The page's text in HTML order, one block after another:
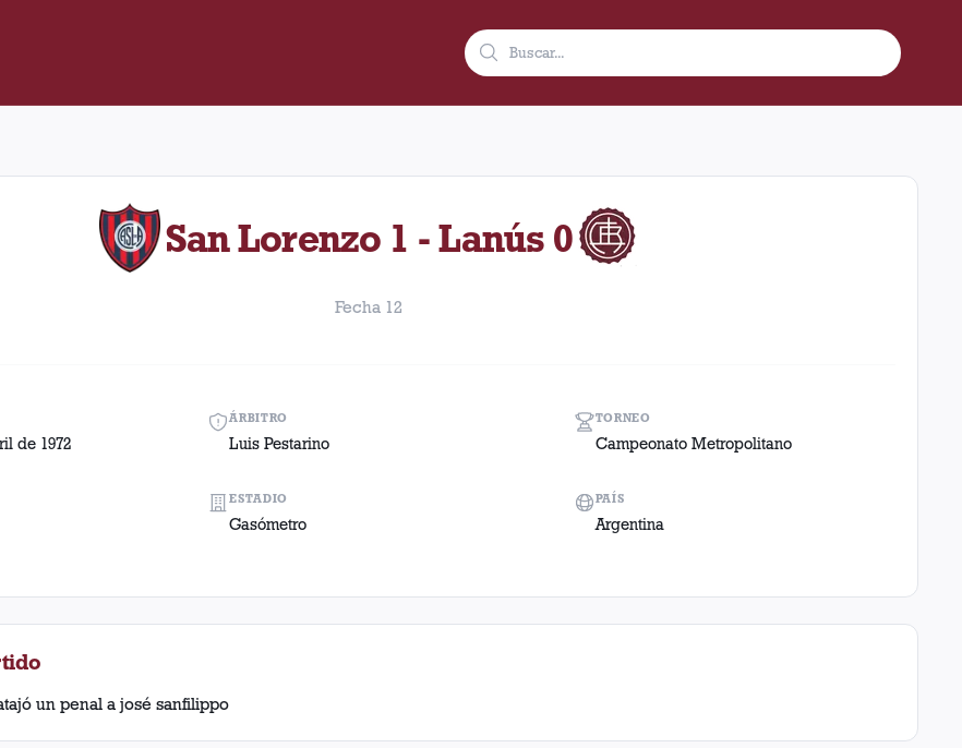
y San Lorenzo disputado el Domingo, 23 de abril de 1972 como visitante en el estadio Gasómetro (Argentina). El
San Lorenzo 1 - Lanús 0
Fecha 12
de 1972
ÁRBITRO
Luis Pestarino
TORNEO
Campeonato Metropolitano
ESTADIO
Gasómetro
PAÍS
Argentina
un penal a josé sanfilippo